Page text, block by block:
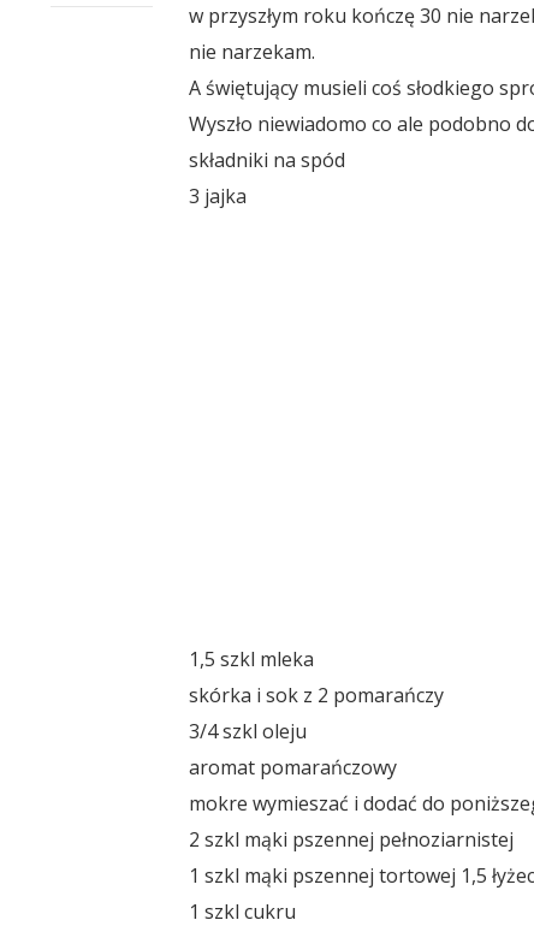
w przyszłym roku kończę 30 nie
nie narzekam.
A świętujący musieli coś słodkiego
Wyszło niewiadomo co ale podobno
składniki na spód
3 jajka
1,5 szkl mleka
skórka i sok z 2 pomarańczy
3/4 szkl oleju
aromat pomarańczowy
mokre wymieszać i dodać do
2 szkl mąki pszennej pełnoziarnistej
1 szkl mąki pszennej tortowej 1,5
1 szkl cukru